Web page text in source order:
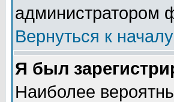
администратором
Вернуться к началу
Я был
Наиболее